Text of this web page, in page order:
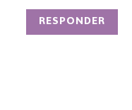
RESPONDER